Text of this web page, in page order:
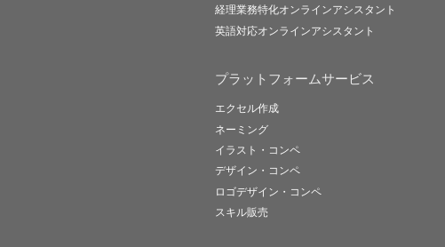
経理業務特化オンラインアシスタント
英語対応オンラインアシスタント
プラットフォームサービス
エクセル作成
ネーミング
イラスト・コンペ
デザイン・コンペ
ロゴデザイン・コンペ
スキル販売